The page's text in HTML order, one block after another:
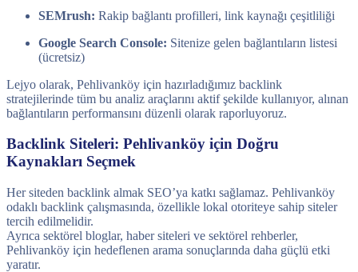
SEMrush: Rakip bağlantı profilleri, link kaynağı çeşitliliği
Google Search Console: Sitenize gelen bağlantıların listesi
(ücretsiz)
Lejyo olarak, Pehlivanköy için hazırladığımız backlink
stratejilerinde tüm bu analiz araçlarını aktif şekilde kullanıyor, alınan
bağlantıların performansını düzenli olarak raporluyoruz.
Backlink Siteleri: Pehlivanköy için Doğru
Kaynakları Seçmek
Her siteden backlink almak SEO’ya katkı sağlamaz. Pehlivanköy
odaklı backlink çalışmasında, özellikle lokal otoriteye sahip siteler
tercih edilmelidir.
Ayrıca sektörel bloglar, haber siteleri ve sektörel rehberler,
Pehlivanköy için hedeflenen arama sonuçlarında daha güçlü etki
yaratır.